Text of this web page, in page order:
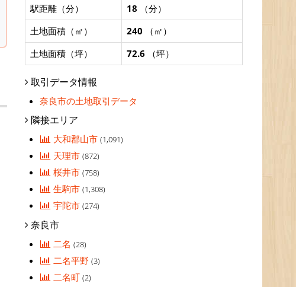
駅距離（分）
18 （分）
土地面積（㎡）
240 （㎡）
土地面積（坪）
72.6 （坪）
取引データ情報
奈良市の土地取引データ
隣接エリア
大和郡山市(1,091)
天理市(872)
桜井市(758)
生駒市(1,308)
宇陀市(274)
奈良市
二名(28)
二名平野(3)
二名町(2)